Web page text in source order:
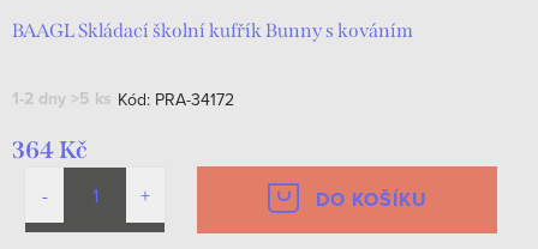
BAAGL Skládací školní kufřík Bunny s kováním
1-2 dny >5 ks Kód: PRA-34172
364 Kč
DO KOŠÍKU